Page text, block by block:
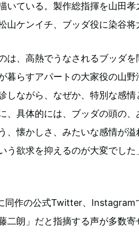
いている。製作総指揮を山田
山ケンイチ、ブッダ役に染谷
は、高熱でうなされるブッダ
暮らすアパートの大家役の山
しながら、なぜか、特別な感
、具体的には、ブッダの頭の
、懐かしさ、みたいな感情が
う欲求を抑えるのが大変でし
同作の公式Twitter、Instagram
二朗」だと指摘する声が多数